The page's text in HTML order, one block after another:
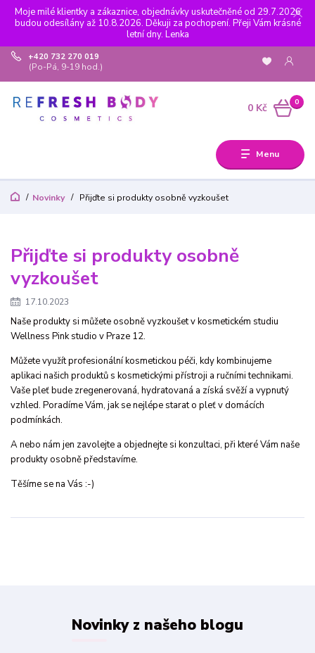
Moje milé klientky a zákaznice, objednávky uskutečněné od 29.7.2026
budou odesílány až 10.8.2026. Děkuji za pochopení. Přeji Vám krásné
letní dny. Lenka
Menu
+420 732 270 019
(Po-Pá, 9-19 hod.)
0
0 Kč
Novinky Přijďte si produkty osobně vyzkoušet
Přijďte si produkty osobně
vyzkoušet
17.10.2023
Naše produkty si můžete osobně vyzkoušet v kosmetickém studiu
Wellness Pink studio v Praze 12.
Můžete využít profesionální kosmetickou péči, kdy kombinujeme
aplikaci našich produktů s kosmetickými přístroji a ručními technikami.
Vaše pleť bude zregenerovaná, hydratovaná a získá svěží a vypnutý
vzhled. Poradíme Vám, jak se nejlépe starat o pleť v domácích
podmínkách.
A nebo nám jen zavolejte a objednejte si konzultaci, při které Vám naše
produkty osobně představíme.
Těšíme se na Vás :-)
Novinky z našeho blogu